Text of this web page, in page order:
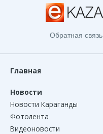
Обратная связь
Главная
Новости
Новости Караганды
Фотолента
Видеоновости